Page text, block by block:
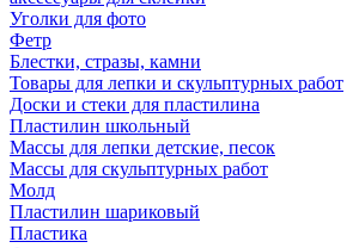
Уголки для фото
Фетр
Блестки, стразы, камни
Товары для лепки и скульптурных работ
Доски и стеки для пластилина
Пластилин школьный
Массы для лепки детские, песок
Массы для скульптурных работ
Молд
Пластилин шариковый
Пластика